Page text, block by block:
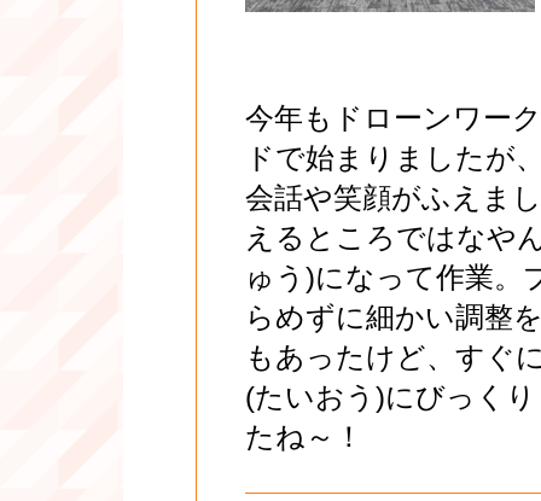
今年もドローンワー
ドで始まりましたが
会話や笑顔がふえま
えるところではなや
ゅう)になって作業。
らめずに細かい調整
もあったけど、すぐ
(たいおう)にびっく
たね～！